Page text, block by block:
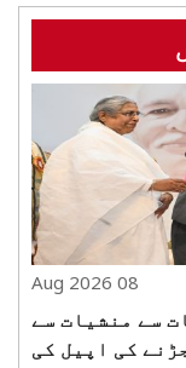
08 Aug 2026
سے منشیات سے
کی اپیل کی